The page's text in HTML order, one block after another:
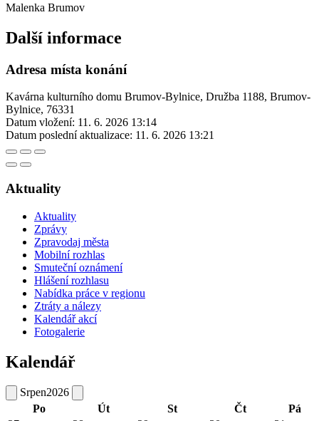
Malenka Brumov
Další informace
Adresa místa konání
Kavárna kulturního domu Brumov-Bylnice, Družba 1188, Brumov-
Bylnice, 76331
Datum vložení: 11. 6. 2026 13:14
Datum poslední aktualizace: 11. 6. 2026 13:21
Aktuality
Aktuality
Zprávy
Zpravodaj města
Mobilní rozhlas
Smuteční oznámení
Hlášení rozhlasu
Nabídka práce v regionu
Ztráty a nálezy
Kalendář akcí
Fotogalerie
Kalendář
Srpen2026
Po
Út St Čt
Pá